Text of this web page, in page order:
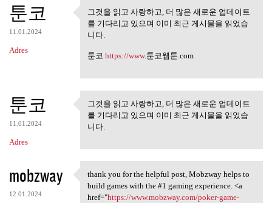
툰코
11.01.2024
Adres
그것을 읽고 사랑하고, 더 많은 새
로운 업데이트를
그것을 읽고 사랑하고, 더 많은 새로운 업데이트
를 기다리고 있으며 이미 최근 게시물을 읽었습
니다.
툰코 https://www.툰코웹툰.com
툰코
11.01.2024
Adres
그것을 읽고 사랑하고, 더 많은 새
로운 업데이트를
그것을 읽고 사랑하고, 더 많은 새로운 업데이트
를 기다리고 있으며 이미 최근 게시물을 읽었습
니다.
mobzway
12.01.2024
thank you for the helpful
thank you for the helpful post, Mobzway helps to
build games with the #1 gaming experience. <a
href="https://www.mobzway.com/poker-game-